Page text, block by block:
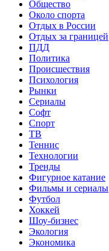
Общество
Около спорта
Отдых в России
Отдых за границей
ПДД
Политика
Происшествия
Психология
Рынки
Сериалы
Софт
Спорт
ТВ
Теннис
Технологии
Тренды
Фигурное катание
Фильмы и сериалы
Футбол
Хоккей
Шоу-бизнес
Экология
Экономика